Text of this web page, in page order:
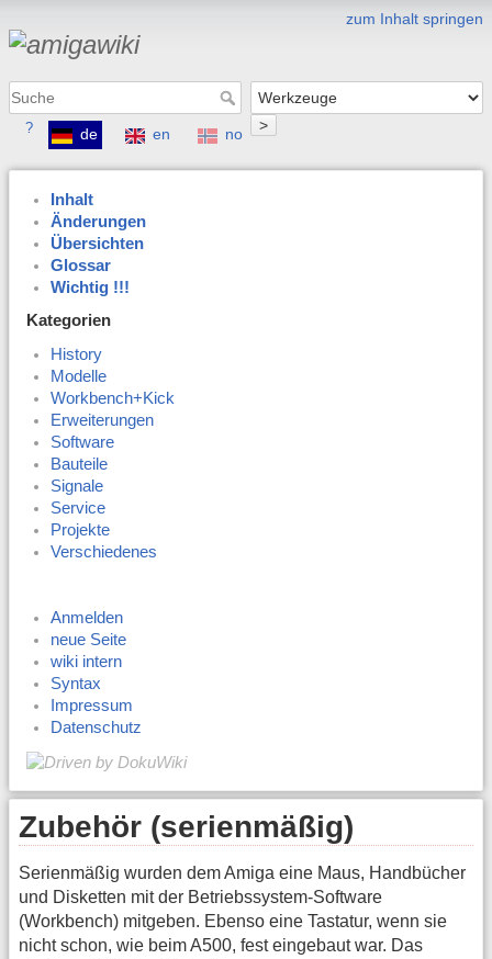
zum Inhalt springen
>
? de en no
Inhalt
Änderungen
Übersichten
Glossar
Wichtig !!!
Kategorien
History
Modelle
Workbench+Kick
Erweiterungen
Software
Bauteile
Signale
Service
Projekte
Verschiedenes
Anmelden
neue Seite
wiki intern
Syntax
Impressum
Datenschutz
Zubehör (serienmäßig)
Serienmäßig wurden dem Amiga eine Maus, Handbücher
und Disketten mit der Betriebssystem-Software
(Workbench) mitgeben. Ebenso eine Tastatur, wenn sie
nicht schon, wie beim A500, fest eingebaut war. Das